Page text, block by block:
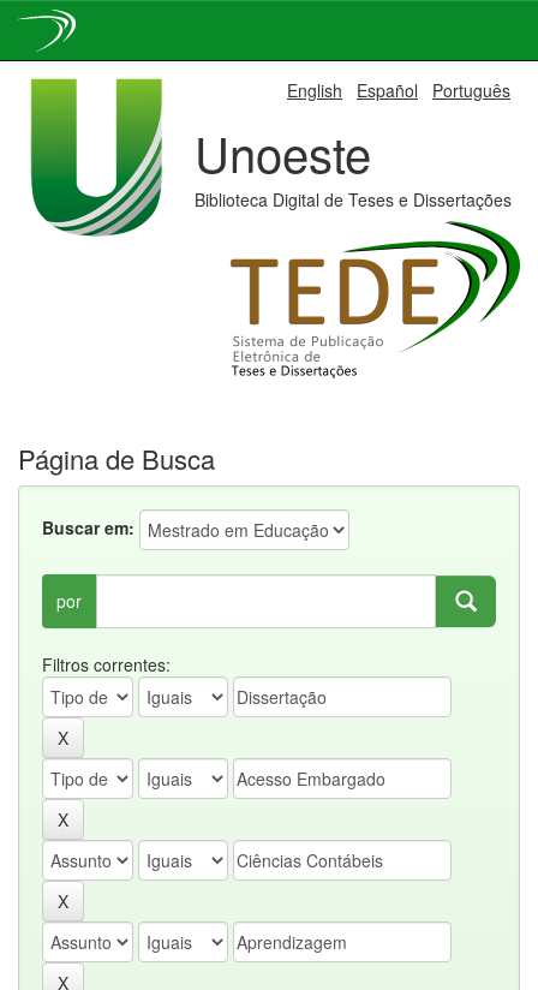
English Español Português
Unoeste
Biblioteca Digital de Teses e Dissertações
Página de Busca
Buscar em:
por
Filtros correntes: